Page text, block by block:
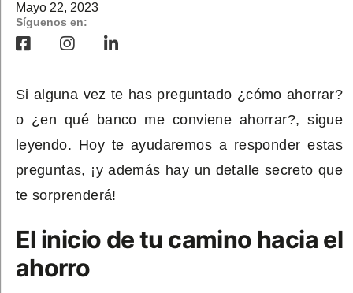
Mayo 22, 2023
Síguenos en:
Si alguna vez te has preguntado ¿cómo ahorrar?
o ¿en qué banco me conviene ahorrar?, sigue
leyendo. Hoy te ayudaremos a responder estas
preguntas, ¡y además hay un detalle secreto que
te sorprenderá!
El inicio de tu camino hacia el
ahorro